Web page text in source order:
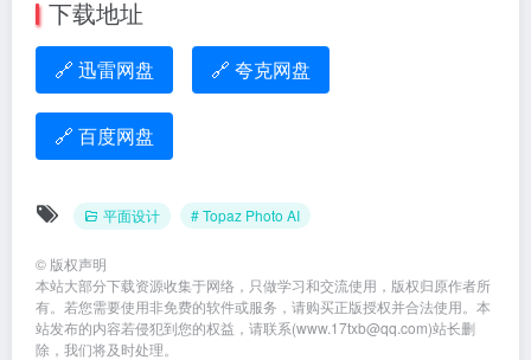
下载地址
🔗 迅雷网盘 🔗 夸克网盘
🔗 百度网盘
平面设计 # Topaz Photo AI
© 版权声明
本站大部分下载资源收集于网络，只做学习和交流使用，版权归原作者所
有。若您需要使用非免费的软件或服务，请购买正版授权并合法使用。本
站发布的内容若侵犯到您的权益，请联系(www.17txb@qq.com)站长删
除，我们将及时处理。